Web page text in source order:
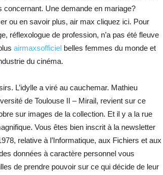
Une demande en mariage?
ou en savoir plus, air max cliquez ici. Pour
réflexologue de profession, n’a pas été fleuve
airmaxsofficiel belles femmes du monde et
du cinéma.
L’idylle a viré au cauchemar. Mathieu
de Toulouse II – Mirail, revient sur ce
sur images de la collection. Et il y a la rue
Vous êtes bien inscrit à la newsletter
relative à l’Informatique, aux Fichiers et aux
données à caractère personnel vous
de prendre pouvoir sur ce qui décide de leur